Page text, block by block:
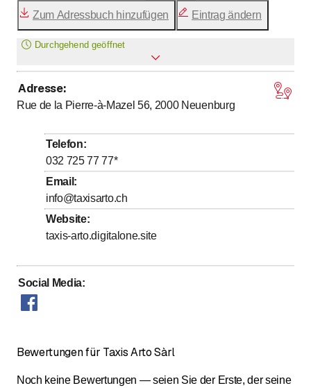
Zum Adressbuch hinzufügen Eintrag ändern
Durchgehend geöffnet
Montag
Ganztags geöffnet
Dienstag
Ganztags geöffnet
Mittwoch
Ganztags geöffnet
Donnerstag
Freitag
Samstag
Sonntag
Adresse:
Rue de la Pierre-à-Mazel 56, 2000 Neuenburg
Telefon:
032 725 77 77*
Email :
info@taxisarto.ch
Website:
taxis-arto.digitalone.site
Social Media:
Bewertungen für Taxis Arto Sàrl
Noch keine Bewertungen — seien Sie der Erste, der seine